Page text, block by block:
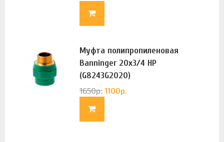
Муфта полипропиленовая
Banninger 20х3/4 НР
(G8243G2020)
1650р. 1100р.